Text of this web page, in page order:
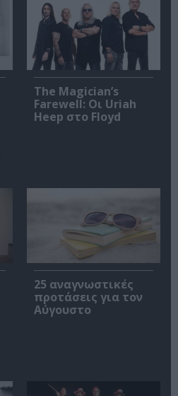
The Magician’s
Farewell: Οι Uriah
Heep στο Floyd
25 αναγνωστικές
προτάσεις για τον
Αύγουστο